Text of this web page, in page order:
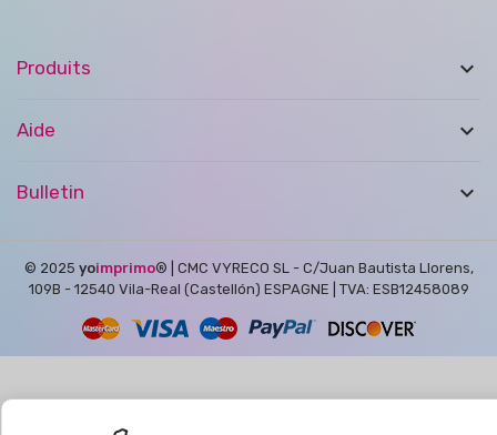
Produits 
Aide 
Bulletin 
© 2025 yoimprimo®
| CMC VYRECO SL - C/Juan Bautista Llorens,
109B - 12540 Vila-Real (Castellón) ESPAGNE | TVA: ESB12458089